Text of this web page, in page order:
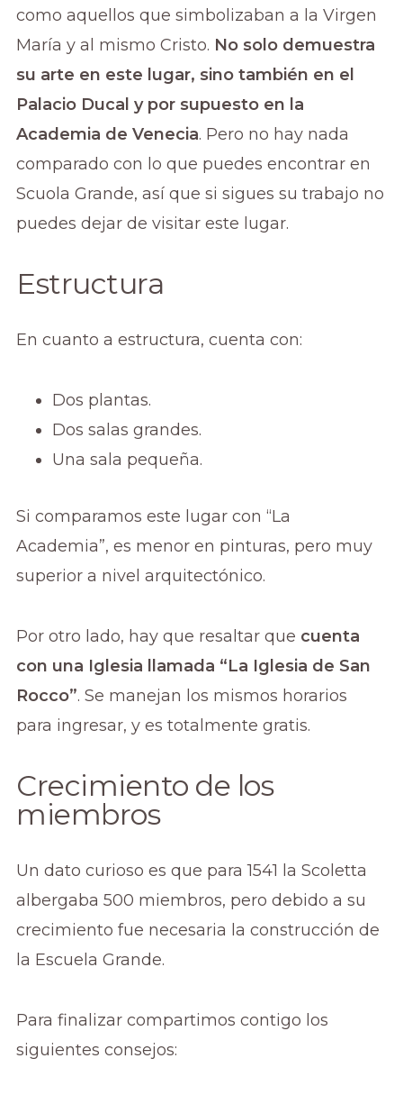
como aquellos que simbolizaban a la Virgen
María y al mismo Cristo. No solo demuestra
su arte en este lugar, sino también en el
Palacio Ducal y por supuesto en la
Academia de Venecia. Pero no hay nada
comparado con lo que puedes encontrar en
Scuola Grande, así que si sigues su trabajo no
puedes dejar de visitar este lugar.
Estructura
En cuanto a estructura, cuenta con:
Dos plantas.
Dos salas grandes.
Una sala pequeña.
Si comparamos este lugar con “La
Academia”, es menor en pinturas, pero muy
superior a nivel arquitectónico.
Por otro lado, hay que resaltar que cuenta
con una Iglesia llamada “La Iglesia de San
Rocco”. Se manejan los mismos horarios
para ingresar, y es totalmente gratis.
Crecimiento de los
miembros
Un dato curioso es que para 1541 la Scoletta
albergaba 500 miembros, pero debido a su
crecimiento fue necesaria la construcción de
la Escuela Grande.
Para finalizar compartimos contigo los
siguientes consejos: